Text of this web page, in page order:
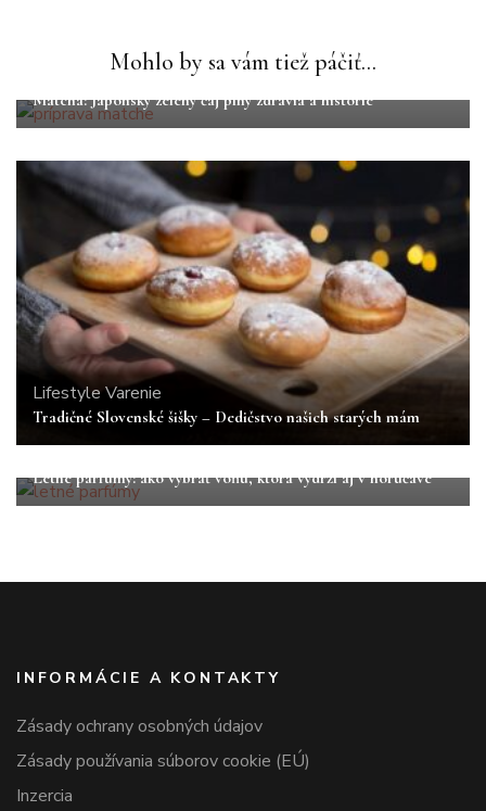
Mohlo by sa vám tiež páčiť...
Varenie
Matcha: Japonský zelený čaj plný zdravia a histórie
LifestyleVarenie
Tradičné Slovenské šišky – Dedičstvo našich starých mám
Letné parfumy: ako vybrať vôňu, ktorá vydrží aj v horúčave
INFORMÁCIE A KONTAKTY
Zásady ochrany osobných údajov
Zásady používania súborov cookie (EÚ)
Inzercia